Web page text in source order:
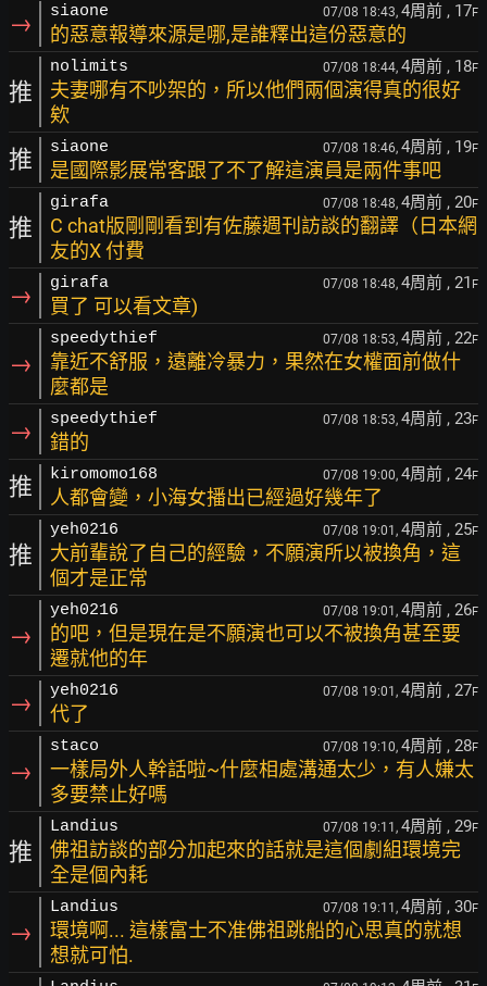
→ siaone 07/08 18:43, 4周前 , 17F
的惡意報導來源是哪,是誰釋出這份惡意的
推
nolimits 07/08 18:44, 4周前 , 18F
夫妻哪有不吵架的，所以他們兩個演得真的很好
欸
推 siaone 07/08 18:46, 4周前 , 19F
是國際影展常客跟了不了解這演員是兩件事吧
推
girafa 07/08 18:48, 4周前 , 20F
C chat版剛剛看到有佐藤週刊訪談的翻譯（日本網
友的X 付費
→ girafa 07/08 18:48, 4周前 , 21 F
買了 可以看文章)
→
speedythief 07/08 18:53, 4周前 , 22F
靠近不舒服，遠離冷暴力，果然在女權面前做什
麼都是
→ speedythief 07/08 18:53, 4周前 , 23F
錯的
推 kiromomo168 07/08 19:00, 4周前 , 24F
人都會變，小海女播出已經過好幾年了
推
yeh0216 07/08 19:01, 4周前 , 25F
大前輩說了自己的經驗，不願演所以被換角，這
個才是正常
→
yeh0216 07/08 19:01, 4周前 , 26F
的吧，但是現在是不願演也可以不被換角甚至要
遷就他的年
→ yeh0216 07/08 19:01, 4周前 , 27F
代了
→
staco 07/08 19:10, 4周前 , 28F
一樣局外人幹話啦~什麼相處溝通太少，有人嫌太
多要禁止好嗎
推
Landius 07/08 19:11, 4周前 , 29F
佛祖訪談的部分加起來的話就是這個劇組環境完
全是個內耗
→
Landius 07/08 19:11, 4周前 , 30F
環境啊... 這樣富士不准佛祖跳船的心思真的就想
想就可怕.